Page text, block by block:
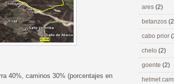
40%, caminos 30% (porcentajes en
ares (2)
betanzos
cabo prior
chelo (2)
goente (2)
helmet